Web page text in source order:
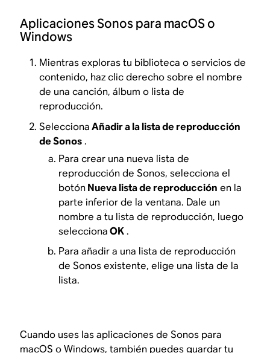
Aplicaciones Sonos para macOS o
Windows
Mientras exploras tu biblioteca o servicios de
contenido, haz clic derecho sobre el nombre
de una canción, álbum o lista de
reproducción.
SeleccionaAñadir a la lista de reproducción
de Sonos.
Para crear una nueva lista de
reproducción de Sonos, selecciona el
botónNueva lista de reproducción en la
parte inferior de la ventana. Dale un
nombre a tu lista de reproducción, luego
seleccionaOK.
Para añadir a una lista de reproducción
de Sonos existente, elige una lista de la
lista.
Cuando uses las aplicaciones de Sonos para
macOS o Windows, también puedes guardar tu